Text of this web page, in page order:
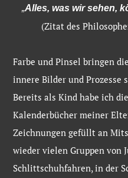
„Alles, was wir sehen,
(Zitat des
Farbe und Pinsel bringen
innere Bilder und Prozesse
Bereits als Kind habe ich
Kalenderbücher meiner
Zeichnungen gefüllt an
wieder vielen Gruppen von
Schlittschuhfahren, in der